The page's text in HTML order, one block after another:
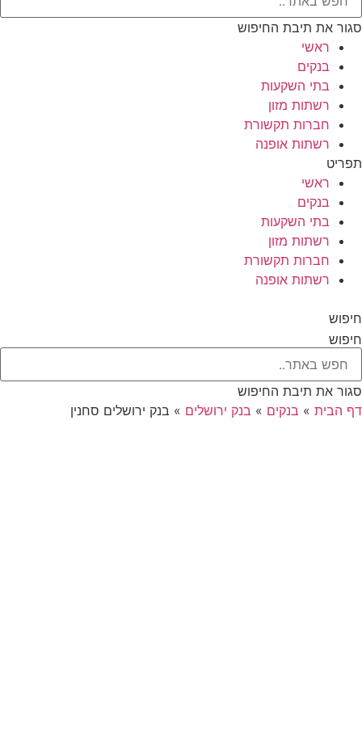
סגור את תיבת החיפוש
ראשי
בנקים
בתי השקעות
רשתות מזון
חברות תקשורת
רשתות אופנה
תפריט
ראשי
בנקים
בתי השקעות
רשתות מזון
חברות תקשורת
רשתות אופנה
חיפוש
חיפוש
סגור את תיבת החיפוש
דף הבית » בנקים » בנק ירושלים » בנק ירושלים סחנין